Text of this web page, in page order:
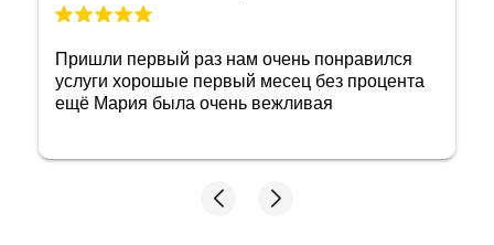
Отличный ломбард! Как же в нем себя
чувствуешь спокойно, понимая, что имеешь
дело с порядочными людьми! Огромное
переживать, как бы не нарваться на какую
нибудь нечестность с оценкой! Мне довелось